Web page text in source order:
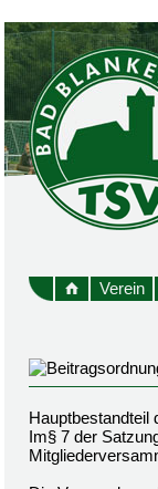
Verein
Hauptbestandteil
Im§ 7 der